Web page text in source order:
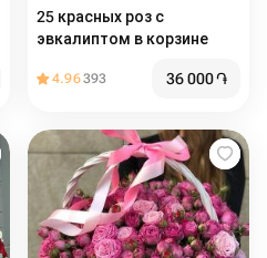
25 красных роз с
эвкалиптом в корзине
4.96393 36 000֏